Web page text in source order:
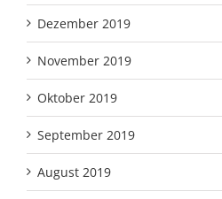
Dezember 2019
November 2019
Oktober 2019
September 2019
August 2019